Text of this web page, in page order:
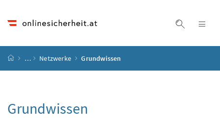
Suche
Startseite
… Netzwerke Grundwissen
Grundwissen